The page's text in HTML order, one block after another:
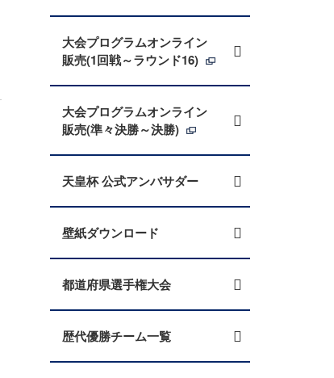
大会プログラムオンライン
販売(1回戦～ラウンド16)
大会プログラムオンライン
販売(準々決勝～決勝)
天皇杯 公式アンバサダー
壁紙ダウンロード
都道府県選手権大会
歴代優勝チーム一覧